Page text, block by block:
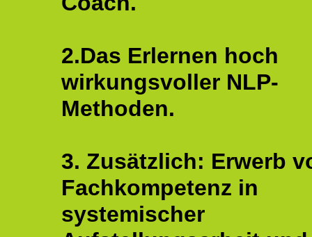
2.Das Erlernen hoch
wirkungsvoller NLP-
Methoden.
3. Zusätzlich: Erwerb
Fachkompetenz in
systemischer